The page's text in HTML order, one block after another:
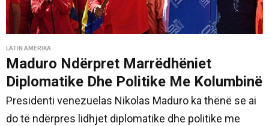
LATIN AMERIKA
Maduro Ndërpret Marrëdhëniet
Diplomatike Dhe Politike Me Kolumbinë
Presidenti venezuelas Nikolas Maduro ka thënë se ai
do të ndërpres lidhjet diplomatike dhe politike me